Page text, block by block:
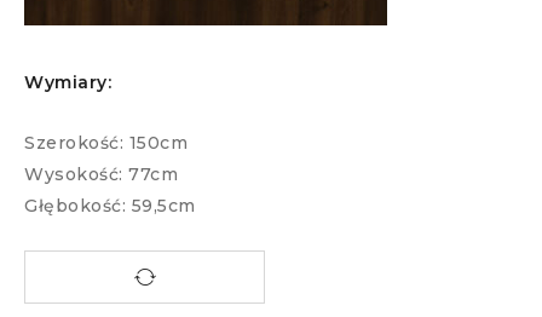
Wymiary:
Szerokość: 150cm
Wysokość: 77cm
Głębokość: 59,5cm